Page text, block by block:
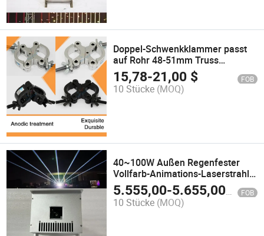
Doppel-Schwenkklammer passt
auf Rohr 48-51mm Truss
Aluminiumlegierung Last 200kg
Truss
15,78-21,00 $ FOB
10 Stücke (MOQ)
40~100W Außen Regenfester
Vollfarb-Animations-Laserstrahl
Bühnenlicht
5.555,00-5.655,00$ FOB
10 Stücke (MOQ)